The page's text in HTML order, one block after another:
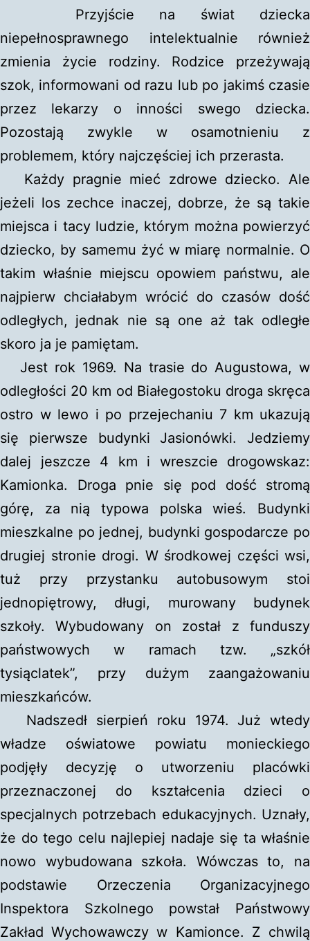
Przyjście na świat dziecka
niepełnosprawnego intelektualnie również
zmienia życie rodziny. Rodzice przeżywają
szok, informowani od razu lub po jakimś czasie
przez lekarzy o inności swego dziecka.
Pozostają zwykle w osamotnieniu z
problemem, który najczęściej ich przerasta.
Każdy pragnie mieć zdrowe dziecko. Ale
jeżeli los zechce inaczej, dobrze, że są takie
miejsca i tacy ludzie, którym można powierzyć
dziecko, by samemu żyć w miarę normalnie. O
takim właśnie miejscu opowiem państwu, ale
najpierw chciałabym wrócić do czasów dość
odległych, jednak nie są one aż tak odległe
skoro ja je pamiętam.
Jest rok 1969. Na trasie do Augustowa, w
odległości 20 km od Białegostoku droga skręca
ostro w lewo i po przejechaniu 7 km ukazują
się pierwsze budynki Jasionówki. Jedziemy
dalej jeszcze 4 km i wreszcie drogowskaz:
Kamionka. Droga pnie się pod dość stromą
górę, za nią typowa polska wieś. Budynki
mieszkalne po jednej, budynki gospodarcze po
drugiej stronie drogi. W środkowej części wsi,
tuż przy przystanku autobusowym stoi
jednopiętrowy, długi, murowany budynek
szkoły. Wybudowany on został z funduszy
państwowych w ramach tzw. „szkół
tysiąclatek”, przy dużym zaangażowaniu
mieszkańców.
Nadszedł sierpień roku 1974. Już wtedy
władze oświatowe powiatu monieckiego
podjęły decyzję o utworzeniu placówki
przeznaczonej do kształcenia dzieci o
specjalnych potrzebach edukacyjnych. Uznały,
że do tego celu najlepiej nadaje się ta właśnie
nowo wybudowana szkoła. Wówczas to, na
podstawie Orzeczenia Organizacyjnego
Inspektora Szkolnego powstał Państwowy
Zakład Wychowawczy w Kamionce. Z chwilą